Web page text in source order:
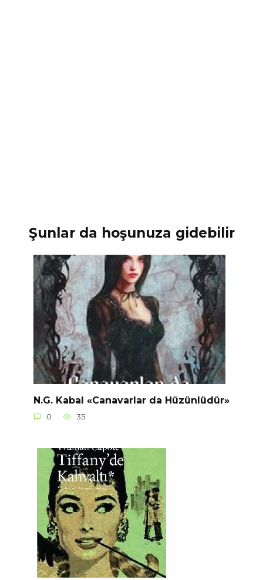
Şunlar da hoşunuza gidebilir
N.G. Kabal «Canavarlar da Hüzünlüdür»
0 35